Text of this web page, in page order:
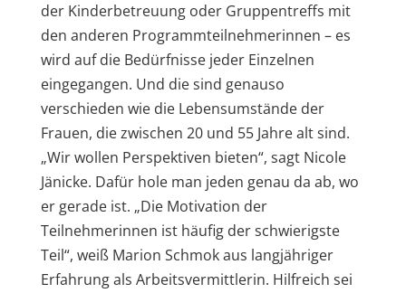
der Kinderbetreuung oder Gruppentreffs mit
den anderen Programmteilnehmerinnen – es
wird auf die Bedürfnisse jeder Einzelnen
eingegangen. Und die sind genauso
verschieden wie die Lebensumstände der
Frauen, die zwischen 20 und 55 Jahre alt sind.
„Wir wollen Perspektiven bieten“, sagt Nicole
Jänicke. Dafür hole man jeden genau da ab, wo
er gerade ist. „Die Motivation der
Teilnehmerinnen ist häufig der schwierigste
Teil“, weiß Marion Schmok aus langjähriger
Erfahrung als Arbeitsvermittlerin. Hilfreich sei